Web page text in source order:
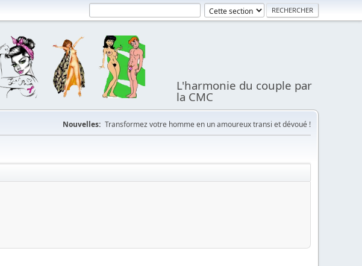
L'harmonie du couple par
la CMC
Nouvelles: Transformez votre homme en un amoureux transi et dévoué !